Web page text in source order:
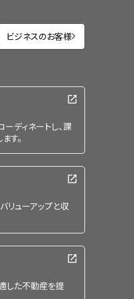
ビジネスのお客様
ーディネートし、課
す。
リューアップと収
した不動産を提